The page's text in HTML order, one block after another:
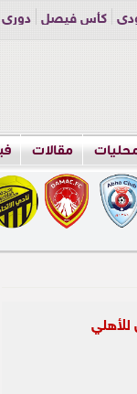
كأس فيصل دوري
مقالات
للأهلي